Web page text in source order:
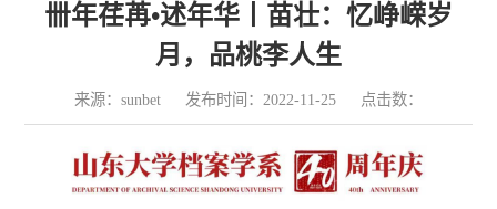
卌年荏苒•述年华丨苗壮：忆峥嵘岁
月，品桃李人生
来源：sunbet 发布时间：2022-11-25 点击数：